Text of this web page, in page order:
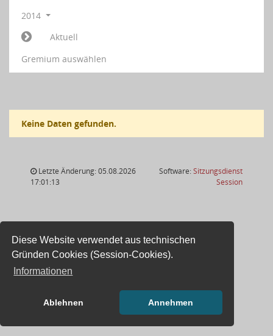
Diese Website verwendet aus technischen
Gründen Cookies (Session-Cookies).
Informationen
Ablehnen Annehmen
2014
Aktuell
Gremium auswählen
Keine Daten gefunden.
Letzte Änderung: 05.08.2026
17:01:13
Software:Sitzungsdienst
Session(Wird in